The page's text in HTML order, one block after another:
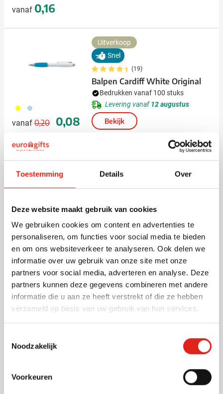
Toestemming Details Over
Deze website maakt gebruik van cookies
We gebruiken cookies om content en advertenties te
personaliseren, om functies voor social media te bieden
en om ons websiteverkeer te analyseren. Ook delen we
informatie over uw gebruik van onze site met onze
partners voor social media, adverteren en analyse. Deze
partners kunnen deze gegevens combineren met andere
informatie die u aan ze heeft verstrekt of die ze hebben
verzameld op basis van uw gebruik van hun services.
Noodzakelijk
Voorkeuren
vanaf 0,16
006 018
vanaf
Normale prijs
0,20
Speciale prijs
0,08
Uitverkoop
Snel
(19)
Balpen Cardiff White Original
Bedrukken vanaf 100 stuks
Levering vanaf12 augustus
Bekijk
vanaf 0,38
Bedrukken vanaf 500 stuks
Levering vanaf21 augustus
Bekijk
vanaf 0,42
Mintdoosje Recto Mini
Bedrukken vanaf 50 stuks
Levering vanaf
25 augustus
Bekijk